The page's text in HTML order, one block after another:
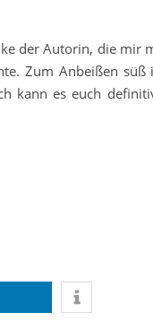
der Autorin, die mir
Zum Anbeißen
kann es euch